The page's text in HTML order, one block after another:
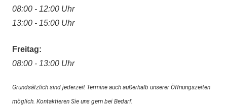
08:00 - 12:00 Uhr
13:00 - 15:00 Uhr
Freitag:
08:00 - 13:00 Uhr
Grundsätzlich sind jederzeit Termine auch außerhalb unserer Öffnungszeiten
möglich. Kontaktieren Sie uns gern bei Bedarf.